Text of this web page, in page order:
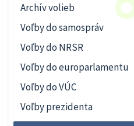
Archív volieb
Voľby do samospráv
Voľby do NRSR
Voľby do europarlamentu
Voľby do VÚC
Voľby prezidenta